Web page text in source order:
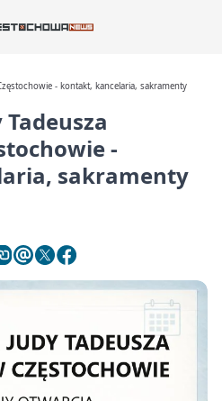
- kontakt, kancelaria, sakramenty
Tadeusza
-
sakramenty